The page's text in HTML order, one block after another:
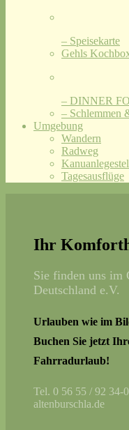
– Speisekarte
Gehls
– DINNER
– Schlemmen
Umgebung
Wandern
Radweg
Tagesausflüge
Ihr
Sie finden uns im
Deutschland e.V.
Urlauben wie im
Buchen Sie jetzt
Fahrradurlaub!
Tel. 0 56 55 / 92
altenburschla.de